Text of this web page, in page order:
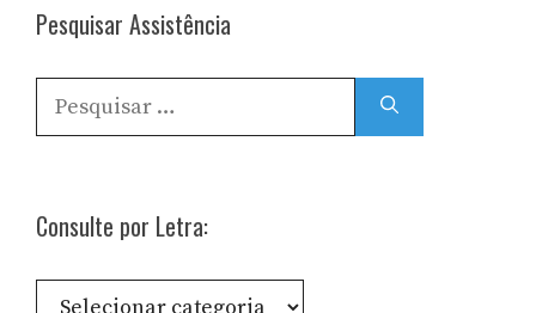
Pesquisar Assistência
Pesquisar
por:
Consulte por Letra:
Consulte